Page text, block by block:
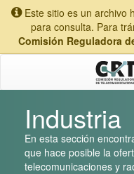
Este sitio es un archivo
para consulta. Para
Comisión Reguladora
Industria
En esta sección
que hace posible la
telecomunicaciones y